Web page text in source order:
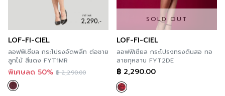
LOF-FI-CIEL
ลอฟฟิเซียล กระโปรงอัดพลีท ต่อชาย
ลูกไม้ สีแดง FYT1MR
พิเศษลด 50% ฿2,290.00
SOLD OUT
LOF-FI-CIEL
ลอฟฟิเซียล กระโปรงทรงดินสอ ทอ
ลายกุหลาบ FYT2DE
฿ 2,290.00